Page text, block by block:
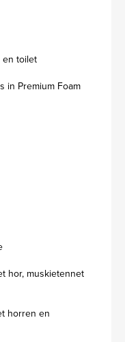
en toilet
in Premium Foam
hor, muskietennet
horren en